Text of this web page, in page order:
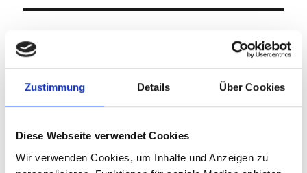
Zustimmung Details Über Cookies
Diese Webseite verwendet Cookies
Wir verwenden Cookies, um Inhalte und Anzeigen zu
KATEGORIEN
2 Barrierefreiheit, Accessibility
Barrierefreies Webdesign –
Richtlinien(12)